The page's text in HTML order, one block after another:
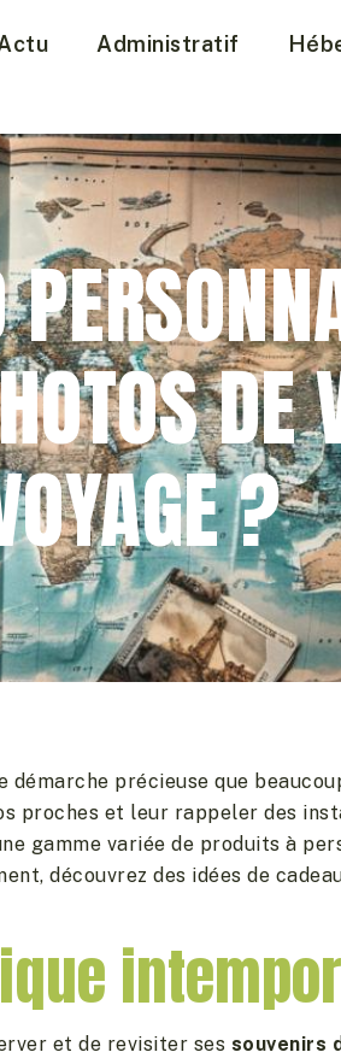
Administratif
DE
?
démarche précieuse que
proches et leur rappeler des
gamme variée de produits à
découvrez des idées de
et de revisiter ses souvenirs